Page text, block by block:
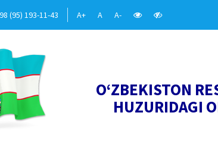
(95) 193-11-43 A+ A A-
O‘ZBEKISTON
HUZURIDAGI